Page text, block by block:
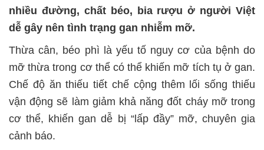
nhiều đường, chất béo, bia rượu ở người Việt
dễ gây nên tình trạng gan nhiễm mỡ.
Thừa cân, béo phì là yếu tố nguy cơ của bệnh do
mỡ thừa trong cơ thể có thể khiến mỡ tích tụ ở gan.
Chế độ ăn thiếu tiết chế cộng thêm lối sống thiếu
vận động sẽ làm giảm khả năng đốt cháy mỡ trong
cơ thể, khiến gan dễ bị “lấp đầy” mỡ, chuyên gia
cảnh báo.